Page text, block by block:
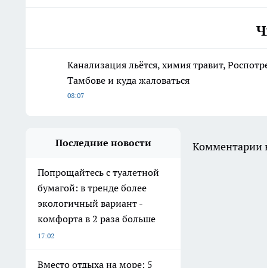
Канализация льётся, химия травит,
Тамбове и куда жаловаться
08:07
Последние новости
Попрощайтесь с туалетной
бумагой: в тренде более
экологичный вариант -
комфорта в 2 раза больше
17:02
Вместо отдыха на море: 5
Комментарии